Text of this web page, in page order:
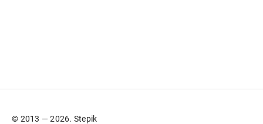
© 2013 — 2026. Stepik